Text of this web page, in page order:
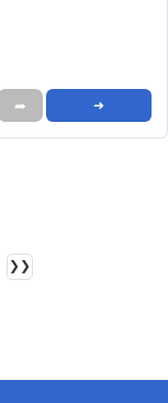
➦ ➜
❯❯